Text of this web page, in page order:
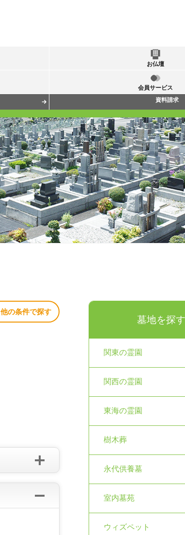
お仏壇
会員サービス
資料請求
他の条件で探す
墓地を探す
関東の霊園
関西の霊園
東海の霊園
樹木葬
永代供養墓
室内墓苑
ウィズペット